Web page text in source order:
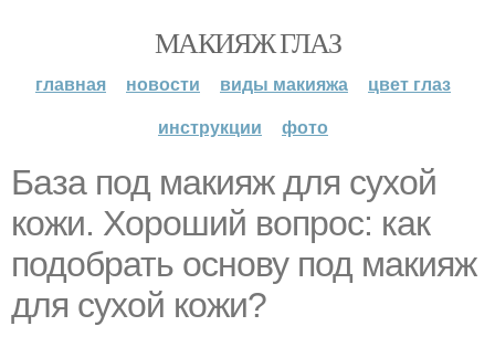
МАКИЯЖ ГЛАЗ
главная новости виды макияжа
цвет глаз
инструкции
фото
База под макияж для сухой
кожи. Хороший вопрос: как
подобрать основу под макияж
для сухой кожи?